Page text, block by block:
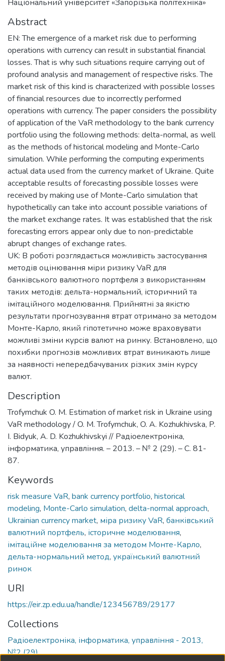
Національний університет «Запорізька політехніка»
Abstract
EN: The emergence of a market risk due to performing
operations with currency can result in substantial financial
losses. That is why such situations require carrying out of
profound analysis and management of respective risks. The
market risk of this kind is characterized with possible losses
of financial resources due to incorrectly performed
operations with currency. The paper considers the possibility
of application of the VaR methodology to the bank currency
portfolio using the following methods: delta-normal, as well
as the methods of historical modeling and Monte-Carlo
simulation. While performing the computing experiments
actual data used from the currency market of Ukraine. Quite
acceptable results of forecasting possible losses were
received by making use of Monte-Carlo simulation that
hypothetically can take into account possible variations of
the market exchange rates. It was established that the risk
forecasting errors appear only due to non-predictable
abrupt changes of exchange rates.
UK: В роботі розглядається можливість застосування
методів оцінювання міри ризику VaR для
банківського валютного портфеля з використанням
таких методів: дельта-нормальний, історичний та
імітаційного моделювання. Прийнятні за якістю
результати прогнозування втрат отримано за методом
Монте-Карло, який гіпотетично може враховувати
можливі зміни курсів валют на ринку. Встановлено, що
похибки прогнозів можливих втрат виникають лише
за наявності непередбачуваних різких змін курсу
валют.
Description
Trofymchuk O. M. Estimation of market risk in Ukraine using
VaR methodology / O. M. Trofymchuk, O. A. Kozhukhivska, P.
I. Bidyuk, A. D. Kozhukhivskyi // Радіоелектроніка,
інформатика, управління. – 2013. – № 2 (29). – C. 81-
87.
Keywords
risk measure VaR, bank currency portfolio, historical
modeling, Monte-Carlo simulation, delta-normal approach,
Ukrainian currency market, міра ризику VaR, банківський
валютний портфель, історичне моделювання,
імітаційне моделювання за методом Монте-Карло,
дельта-нормальний метод, український валютний
ринок
URI
https://eir.zp.edu.ua/handle/123456789/29177
Collections
Радіоелектроніка, інформатика, управління - 2013,
№2 (29)